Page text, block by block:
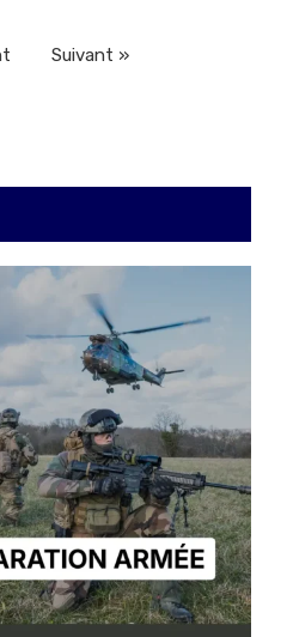
Suivant »